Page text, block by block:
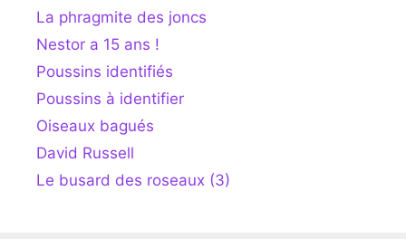
La phragmite des joncs
Nestor a 15 ans !
Poussins identifiés
Poussins à identifier
Oiseaux bagués
David Russell
Le busard des roseaux (3)